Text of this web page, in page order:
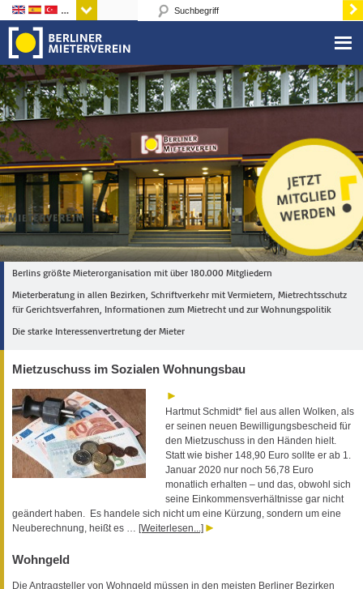
Sprachen
Berlins größte Mieterorganisation mit über 180.000 Mitgliedern
Mieterberatung in allen Bezirken, Schriftverkehr mit Vermietern, Mietrechtsschutz
für Gerichtsverfahren, Informationen zum Mietrecht und zur Wohnungspolitik
Die starke Interessenvertretung der Mieter
Mietzuschuss im Sozialen Wohnungsbau
Hartmut Schmidt* fiel aus allen Wolken, als
er seinen neuen Bewilligungsbescheid für
den Mietzuschuss in den Händen hielt.
Statt wie bisher 148,90 Euro sollte er ab 1.
Januar 2020 nur noch 56,78 Euro
monatlich erhalten – und das, obwohl sich
seine Einkommensverhältnisse gar nicht
geändert haben. Es handele sich nicht um eine Kürzung, sondern um eine
Neuberechnung, heißt es … [Weiterlesen...]
Wohngeld
Die Antragsteller von Wohngeld müssen in den meisten Berliner Bezirken